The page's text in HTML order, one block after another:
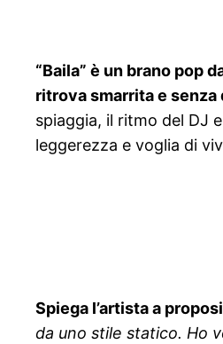
“Baila” è un brano pop
ritrova smarrita e senza
spiaggia, il ritmo del DJ
leggerezza e voglia di
Spiega l’artista a
da uno stile statico. Ho